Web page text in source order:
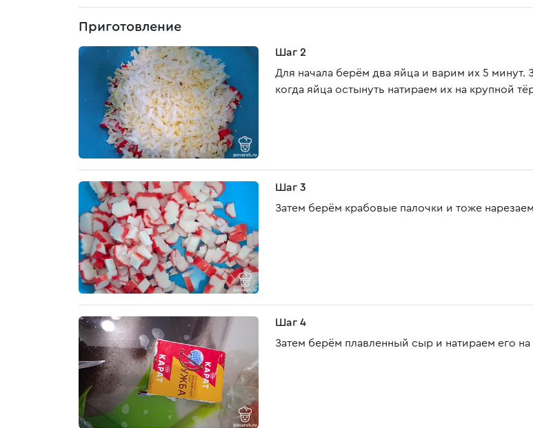
Приготовление
Шаг 2
Для начала берём два яйца и варим их 5
когда яйца остынуть натираем их на крупной
Шаг 3
Затем берём крабовые палочки и тоже
Шаг 4
Затем берём плавленный сыр и натираем его